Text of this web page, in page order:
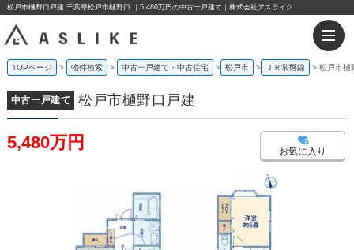
松戸市樋野口戸建 千葉県松戸市樋野口 ｜5,480万円の中古一戸建て｜株式会社アスライク
TOPページ 物件検索 中古一戸建て・中古住宅 松戸市 ＪＲ常磐線 松戸市樋
中古一戸建て 松戸市樋野口戸建
5,480万円 お気に入り